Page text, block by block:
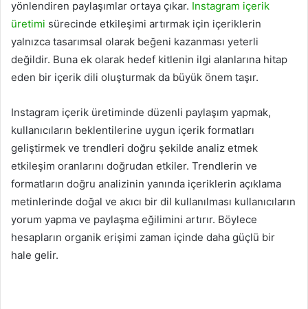
yönlendiren paylaşımlar ortaya çıkar. Instagram içerik
üretimi sürecinde etkileşimi artırmak için içeriklerin
yalnızca tasarımsal olarak beğeni kazanması yeterli
değildir. Buna ek olarak hedef kitlenin ilgi alanlarına hitap
eden bir içerik dili oluşturmak da büyük önem taşır.
Instagram içerik üretiminde düzenli paylaşım yapmak,
kullanıcıların beklentilerine uygun içerik formatları
geliştirmek ve trendleri doğru şekilde analiz etmek
etkileşim oranlarını doğrudan etkiler. Trendlerin ve
formatların doğru analizinin yanında içeriklerin açıklama
metinlerinde doğal ve akıcı bir dil kullanılması kullanıcıların
yorum yapma ve paylaşma eğilimini artırır. Böylece
hesapların organik erişimi zaman içinde daha güçlü bir
hale gelir.